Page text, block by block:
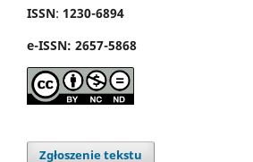
ISSN: 1230-6894
e-ISSN: 2657-5868
Zgłoszenie tekstu